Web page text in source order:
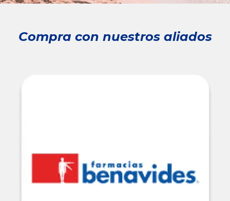
Compra con nuestros aliados